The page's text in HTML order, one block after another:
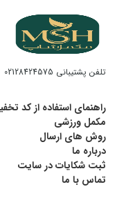
فولیک بدن
روش مصرف آیرویت
شرایط نگهداری:
در مکانی خشک و
تلفن پشتیبانی 02128424575
راهنمای استفاده از کد
مکمل ورزشی
روش های ارسال
درباره ما
ثبت شکایات در سایت
تماس با ما